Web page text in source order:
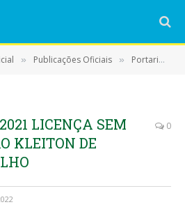
» Publicações Oficiais » Portarias
LICENÇA SEM
KLEITON DE
0